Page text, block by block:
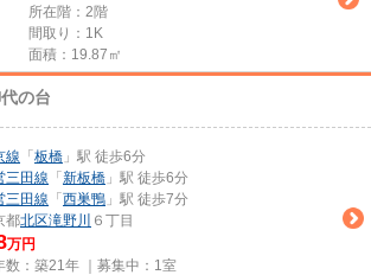
所在階：2階
間取り：1K
面積：19.87㎡
の台
線 「 板橋 」駅 徒歩6分
三田線 「 新板橋 」駅 徒歩6分
三田線 「 西巣鴨 」駅 徒歩7分
都北区滝野川 ６丁目
万円
数：築21年 ｜募集中： 1室